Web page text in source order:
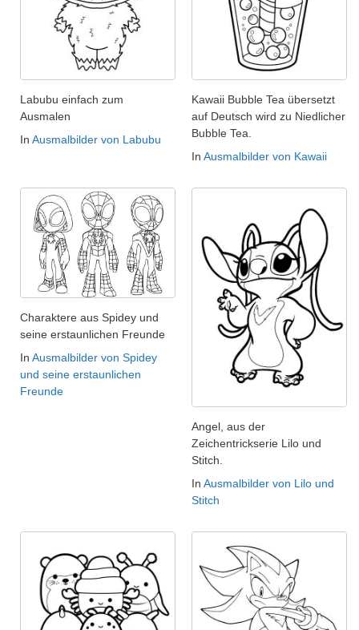
Labubu einfach zum
Ausmalen
In Ausmalbilder von Labubu
Kawaii Bubble Tea übersetzt
auf Deutsch wird zu Niedlicher
Bubble Tea.
In Ausmalbilder von Kawaii
Charaktere aus Spidey und
seine erstaunlichen Freunde
In Ausmalbilder von Spidey
und seine erstaunlichen
Freunde
Angel, aus der
Zeichentrickserie Lilo und
Stitch.
In Ausmalbilder von Lilo und
Stitch